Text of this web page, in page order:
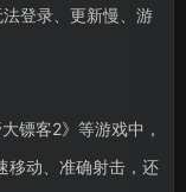
登录、更新慢、游
镖客2》等游戏中，
移动、准确射击，还